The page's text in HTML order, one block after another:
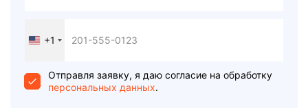
United
+1
+1
Отправля заявку, я даю согласие на обработку
персональных данных.